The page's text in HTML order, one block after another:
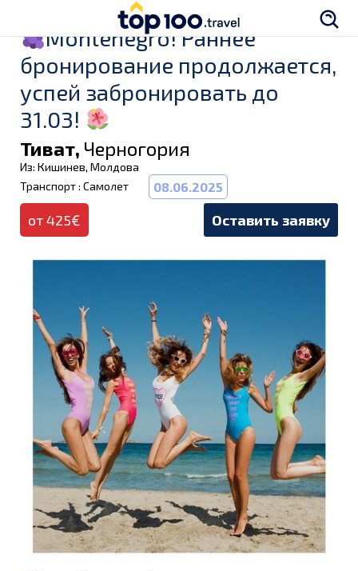
Montenegro! Раннее
бронирование продолжается,
успей забронировать до
31.03!
Тиват, Черногория
Из: Кишинев, Молдова
Транспорт : Самолет
08.06.2025
от 425€ Оставить заявку